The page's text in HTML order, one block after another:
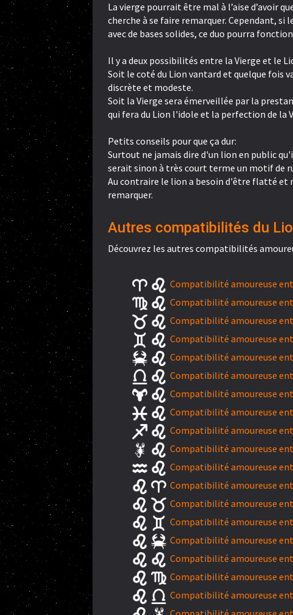
La vierge pourrait être mal à l’aise d’avoir
cherche à se faire remarquer. Cependant,
avec de bases solides, ce duo pourra
Il y a deux possibilités entre la Vierge et le
Soit le coté du Lion vantard et quelque fois
discrète et modeste.
Soit la Vierge sera émerveillée par la
qui fera du Lion l'idole et la perfection de la
Petits conseils pour que ça dur:
Surtout ne jamais dire d'un lion en public
serait sinon à très court terme un motif de
Au contraire le lion a besoin d'être flatté et
remarquer.
Autres compatibilités du
Découvrez les autres compatibilités
Compatibilité amoureuse
Compatibilité amoureuse
Compatibilité amoureuse
Compatibilité amoureuse
Compatibilité amoureuse
Compatibilité amoureuse
Compatibilité amoureuse
Compatibilité amoureuse
Compatibilité amoureuse
Compatibilité amoureuse
Compatibilité amoureuse
Compatibilité amoureuse
Compatibilité amoureuse
Compatibilité amoureuse
Compatibilité amoureuse
Compatibilité amoureuse
Compatibilité amoureuse
Compatibilité amoureuse